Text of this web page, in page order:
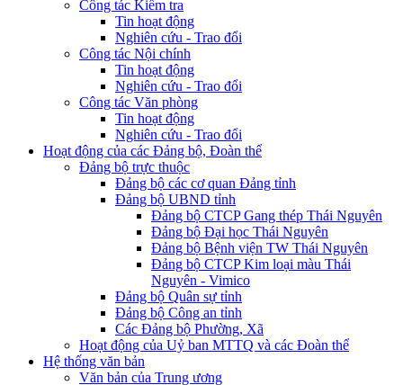
Công tác Kiểm tra
Tin hoạt động
Nghiên cứu - Trao đổi
Công tác Nội chính
Tin hoạt động
Nghiên cứu - Trao đổi
Công tác Văn phòng
Tin hoạt động
Nghiên cứu - Trao đổi
Hoạt động của các Đảng bộ, Đoàn thể
Đảng bộ trực thuộc
Đảng bộ các cơ quan Đảng tỉnh
Đảng bộ UBND tỉnh
Đảng bộ CTCP Gang thép Thái Nguyên
Đảng bộ Đại học Thái Nguyên
Đảng bộ Bệnh viện TW Thái Nguyên
Đảng bộ CTCP Kim loại màu Thái
Nguyên - Vimico
Đảng bộ Quân sự tỉnh
Đảng bộ Công an tỉnh
Các Đảng bộ Phường, Xã
Hoạt động của Uỷ ban MTTQ và các Đoàn thể
Hệ thống văn bản
Văn bản của Trung ương